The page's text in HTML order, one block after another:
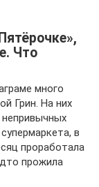
Что
много
Грин. На них
в
проработала
прожила